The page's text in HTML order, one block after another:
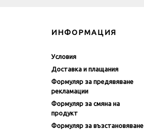
ИНФОРМАЦИЯ
Условия
Доставка и плащания
Формуляр за предявяване
рекламации
Формуляр за смяна на
продукт
Формуляр за възстановяване